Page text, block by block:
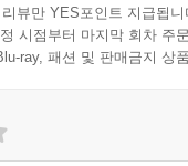
뷰만 YES포인트 지급됩니
시점부터 마지막 회차 주
ray, 패션 및 판매금지 상